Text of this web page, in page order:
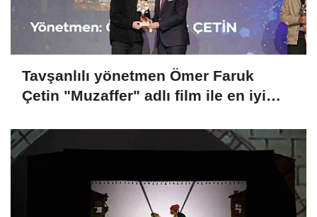
Tavşanlılı yönetmen Ömer Faruk
Çetin "Muzaffer" adlı film ile en iyi